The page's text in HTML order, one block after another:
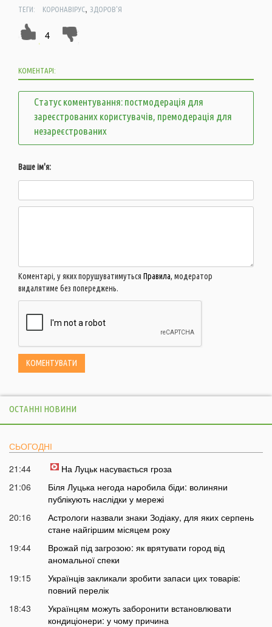
ТЕГИ: КОРОНАВІРУС, ЗДОРОВ'Я
4
КОМЕНТАРІ:
Статус коментування: постмодерація для
зареєстрованих користувачів, премодерація для
незареєстрованих
Ваше ім'я:
Коментарі, у яких порушуватимуться Правила, модератор
видалятиме без попереджень.
ОСТАННІ НОВИНИ
СЬОГОДНІ
21:44
На Луцьк насувається гроза
21:06
Біля Луцька негода наробила біди: волиняни
публікують наслідки у мережі
20:16
Астрологи назвали знаки Зодіаку, для яких серпень
стане найгіршим місяцем року
19:44
Врожай під загрозою: як врятувати город від
аномальної спеки
19:15
Українців закликали зробити запаси цих товарів:
повний перелік
18:43
Українцям можуть заборонити встановлювати
кондиціонери: у чому причина